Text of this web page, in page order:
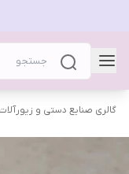
گالری صنایع دستی و